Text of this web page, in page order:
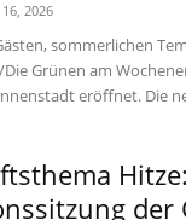
16, 2026
sommerlichen
Grünen am
eröffnet. Die
der